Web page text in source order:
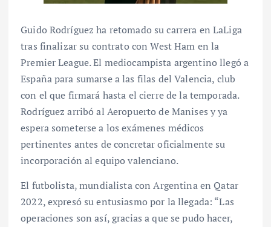
Guido Rodríguez ha retomado su carrera en LaLiga
tras finalizar su contrato con West Ham en la
Premier League. El mediocampista argentino llegó a
España para sumarse a las filas del Valencia, club
con el que firmará hasta el cierre de la temporada.
Rodríguez arribó al Aeropuerto de Manises y ya
espera someterse a los exámenes médicos
pertinentes antes de concretar oficialmente su
incorporación al equipo valenciano.
El futbolista, mundialista con Argentina en Qatar
2022, expresó su entusiasmo por la llegada: “Las
operaciones son así, gracias a que se pudo hacer,